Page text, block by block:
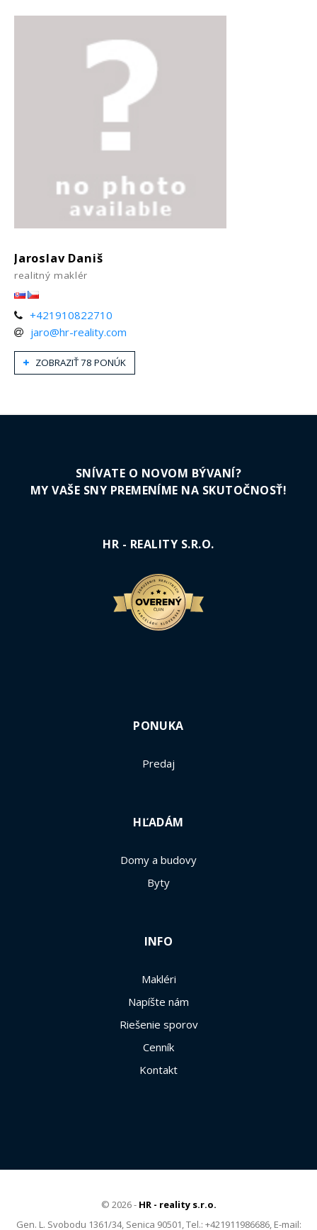
Jaroslav Daniš
realitný maklér
+421910822710
jaro@hr-reality.com
ZOBRAZIŤ 78 PONÚK
SNÍVATE O NOVOM BÝVANÍ?
MY VAŠE SNY PREMENÍME NA SKUTOČNOSŤ!
HR - REALITY S.R.O.
PONUKA
Predaj
HĽADÁM
Domy a budovy
Byty
INFO
Makléri
Napíšte nám
Riešenie sporov
Cenník
Kontakt
© 2026 - HR - reality s.r.o.
Gen. L. Svobodu 1361/34, Senica 90501, Tel.: +421911986686, E-mail: